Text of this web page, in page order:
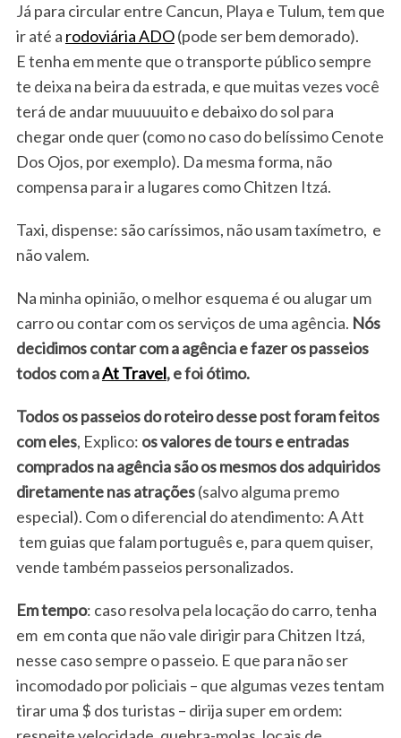
Já para circular entre Cancun, Playa e Tulum, tem que
ir até a rodoviária ADO(pode ser bem demorado).
E tenha em mente que o transporte público sempre
te deixa na beira da estrada, e que muitas vezes você
terá de andar muuuuuito e debaixo do sol para
chegar onde quer (como no caso do belíssimo Cenote
Dos Ojos, por exemplo). Da mesma forma, não
compensa para ir a lugares como Chitzen Itzá.
Taxi, dispense: são caríssimos, não usam taxímetro, e
não valem.
Na minha opinião, o melhor esquema é ou alugar um
carro ou contar com os serviços de uma agência. Nós
decidimos contar com a agência e fazer os passeios
todos com aAt Travel, e foi ótimo.
Todos os passeios do roteiro desse post foram feitos
com eles, Explico: os valores de tours e entradas
comprados na agência são os mesmos dos adquiridos
diretamente nas atrações(salvo alguma premo
especial). Com o diferencial do atendimento: A Att
tem guias que falam português e, para quem quiser,
vende também passeios personalizados.
Em tempo: caso resolva pela locação do carro, tenha
em em conta que não vale dirigir para Chitzen Itzá,
nesse caso sempre o passeio. E que para não ser
incomodado por policiais – que algumas vezes tentam
tirar uma $ dos turistas – dirija super em ordem: